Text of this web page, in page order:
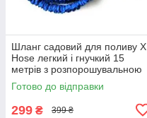
Шланг садовий для поливу X
Hose легкий і гнучкий 15
метрів з розпорошувальною
насадкою, Синій
Готово до відправки
299 ₴ 399 ₴